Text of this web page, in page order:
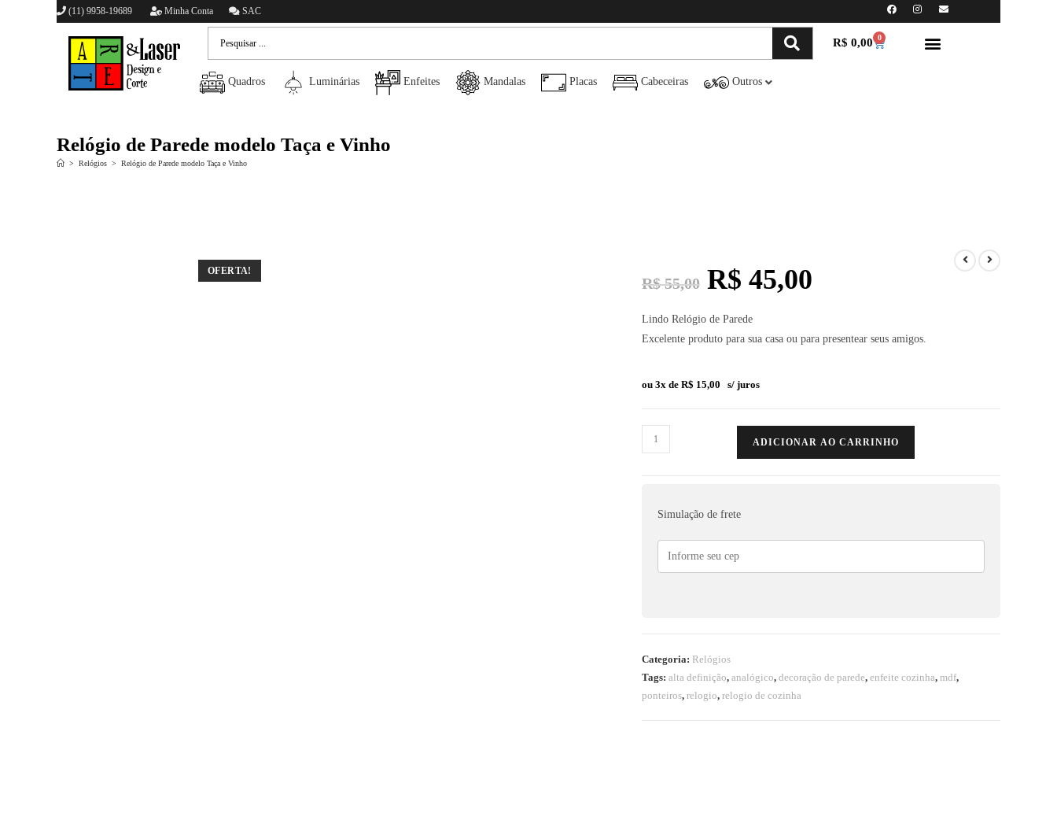
(11) 9958-19689 Minha Conta SAC
R$ 0,00 0
Quadros Luminárias Enfeites Mandalas Placas Cabeceiras Outros
Relógio de Parede modelo Taça e Vinho
> Relógios > Relógio de Parede modelo Taça e Vinho
OFERTA!
R$55,00 R$ 45,00
Lindo Relógio de Parede
Excelente produto para sua casa ou para presentear seus amigos.
ou 3x de R$ 15,00 s/ juros
ADICIONAR AO CARRINHO
Simulação de frete
Categoria: Relógios
Tags: alta definição, analógico, decoração de parede, enfeite cozinha, mdf,
ponteiros, relogio, relogio de cozinha